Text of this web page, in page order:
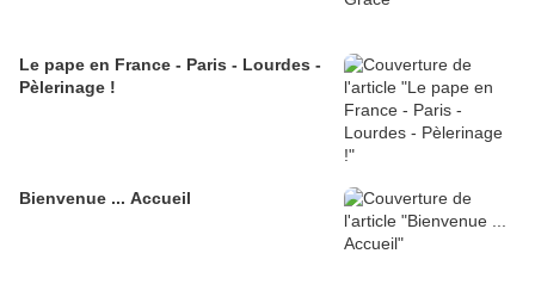
Le pape en France - Paris - Lourdes -
Pèlerinage !
Bienvenue ... Accueil